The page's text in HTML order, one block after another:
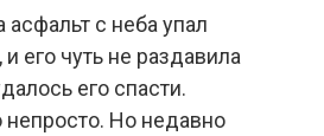
с неба упал
его чуть не раздавила
его спасти.
непросто. Но недавно